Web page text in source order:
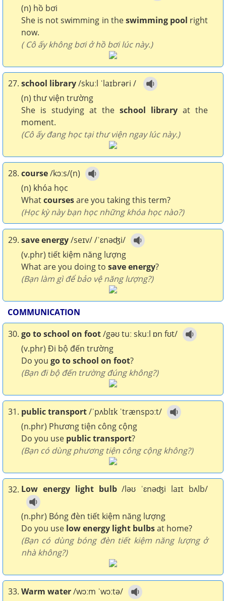
(n) hồ bơi
She is not swimming in theswimming pool right
now.
( Cô ấy không bơi ở hồ bơi lúc này.)
27. school library/skuːl ˈlaɪbrəri /
(n) thư viện trường
She is studying at the school library at the
moment.
(Cô ấy đang học tại thư viện ngay lúc này.)
28. course/kɔːs/(n)
(n) khóa học
Whatcoursesare you taking this term?
(Học kỳ này bạn học những khóa học nào?)
29. save energy/seɪv/ /ˈɛnəʤi/
(v.phr) tiết kiệm năng lượng
What are you doing to save energy?
(Bạn làm gì để bảo vệ năng lượng?)
COMMUNICATION
30. go to school on foot/gəʊ tuː skuːl ɒn fʊt/
(v.phr) Đi bộ đến trường
Do you go to school on foot?
(Bạn đi bộ đến trường đúng không?)
31. public transport/ˈpʌblɪk ˈtrænspɔːt/
(n.phr) Phương tiện công cộng
Do you use public transport?
(Bạn có dùng phương tiện công cộng không?)
32. Low energy light bulb/ləʊ ˈɛnəʤi laɪt bʌlb/
(n.phr) Bóng đèn tiết kiệm năng lượng
Do you use low energy light bulbsat home?
(Bạn có dùng bóng đèn tiết kiệm năng lượng ở
nhà không?)
33. Warm water/wɔːm ˈwɔːtə/